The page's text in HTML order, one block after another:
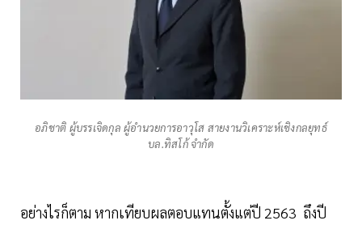
อภิชาติ ผู้บรรเจิดกุล ผู้อำนวยการอาวุโส สายงานวิเคราะห์เชิงกลยุทธ์
บล.ทิสโก้ จำกัด
อย่างไรก็ตาม หากเทียบผลตอบแทนตั้งแต่ปี 2563 ถึงปี